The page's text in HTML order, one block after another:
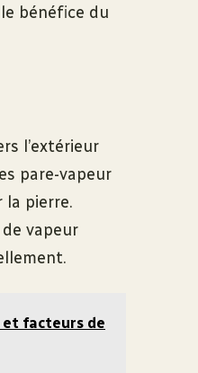
bénéfice du
l’extérieur
pare-vapeur
la pierre.
vapeur
facteurs de